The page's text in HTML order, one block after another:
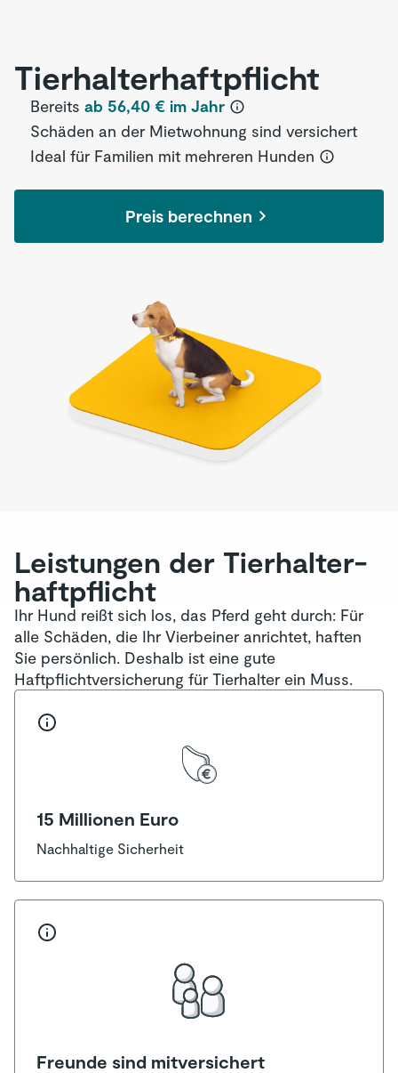
Tierhalter­haftpflicht
Bereits ab 56,40 € im Jahr
Schäden an der Mietwohnung sind versichert
Ideal für Familien mit mehreren Hunden
Preis berechnen
Leistungen der Tierhalter­
haftpflicht
Ihr Hund reißt sich los, das Pferd geht durch: Für
alle Schäden, die Ihr Vierbeiner anrichtet, haften
Sie persönlich. Deshalb ist eine gute
Haftpflichtversicherung für Tierhalter ein Muss.
15 Millionen Euro
Nachhaltige Sicherheit
Freunde sind mitversichert